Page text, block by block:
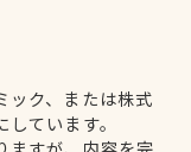
ック、または株式
ています。